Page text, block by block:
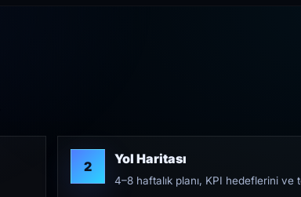
2 Yol Haritası
4–8 haftalık planı, KPI hedeflerini ve